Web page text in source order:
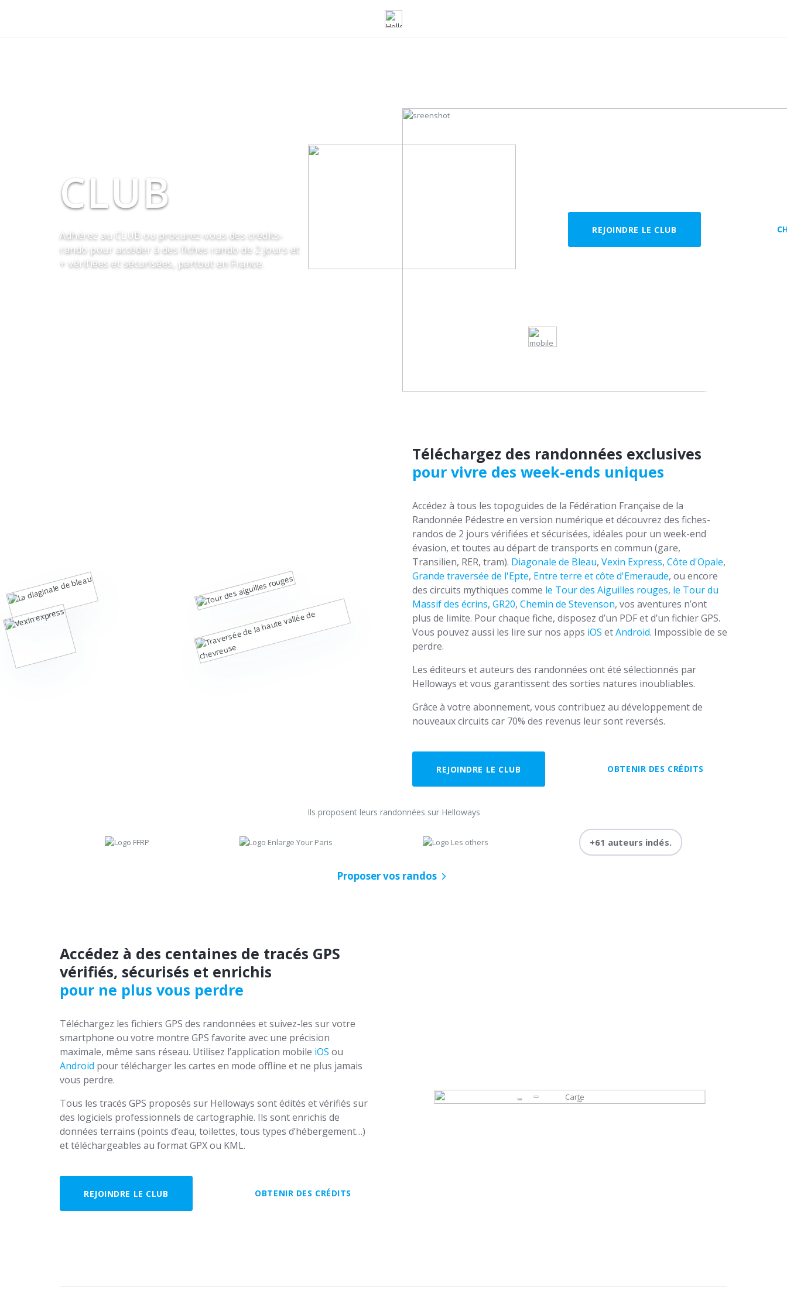
CLUB
Adhérez au CLUB ou procurez-vous des crédits-
rando pour accéder à des fiches rando de 2 jours et
+ vérifiées et sécurisées, partout en France.
REJOINDRE LE CLUB
Téléchargez des randonnées exclusives
pour vivre des week-ends uniques
Accédez à tous les topoguides de la Fédération Française de la
Randonnée Pédestre en version numérique et découvrez des fiches-
randos de 2 jours vérifiées et sécurisées, idéales pour un week-end
évasion, et toutes au départ de transports en commun (gare,
Transilien, RER, tram). Diagonale de Bleau, Vexin Express, Côte d'Opale,
Grande traversée de l'Epte, Entre terre et côte d'Emeraude, ou encore
des circuits mythiques comme le Tour des Aiguilles rouges, le Tour du
Massif des écrins, GR20, Chemin de Stevenson, vos aventures n’ont
plus de limite. Pour chaque fiche, disposez d’un PDF et d’un fichier GPS.
Vous pouvez aussi les lire sur nos apps iOS etAndroid. Impossible de se
perdre.
Les éditeurs et auteurs des randonnées ont été sélectionnés par
Helloways et vous garantissent des sorties natures inoubliables.
Grâce à votre abonnement, vous contribuez au développement de
nouveaux circuits car 70% des revenus leur sont reversés.
REJOINDRE LE CLUB OBTENIR DES CRÉDITS
Ils proposent leurs randonnées sur Helloways
+61 auteurs indés.
Proposer vos randos
Accédez à des centaines de tracés GPS
vérifiés, sécurisés et enrichis
pour ne plus vous perdre
Téléchargez les fichiers GPS des randonnées et suivez-les sur votre
smartphone ou votre montre GPS favorite avec une précision
maximale, même sans réseau. Utilisez l’application mobile iOS ou
Android pour télécharger les cartes en mode offline et ne plus jamais
vous perdre.
Tous les tracés GPS proposés sur Helloways sont édités et vérifiés sur
des logiciels professionnels de cartographie. Ils sont enrichis de
données terrains (points d’eau, toilettes, tous types d’hébergement…)
et téléchargeables au format GPX ou KML.
REJOINDRE LE CLUB OBTENIR DES CRÉDITS